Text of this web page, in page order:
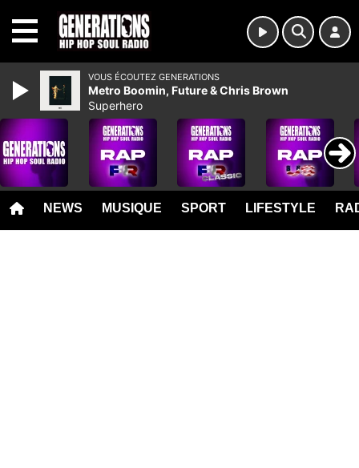
NEWS MUSIQUE SPORT LIFESTYLE
VOUS ÉCOUTEZ GENERATIONS
Metro Boomin, Future & Chris Brown
Superhero